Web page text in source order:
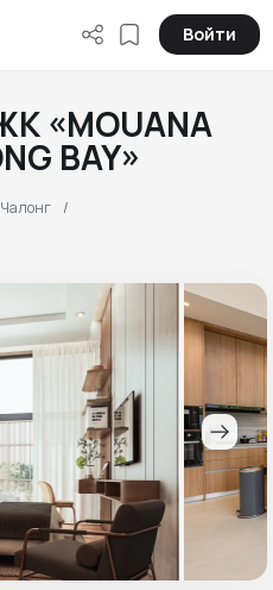
Войти
«MOUANA
BAY»
Чалонг